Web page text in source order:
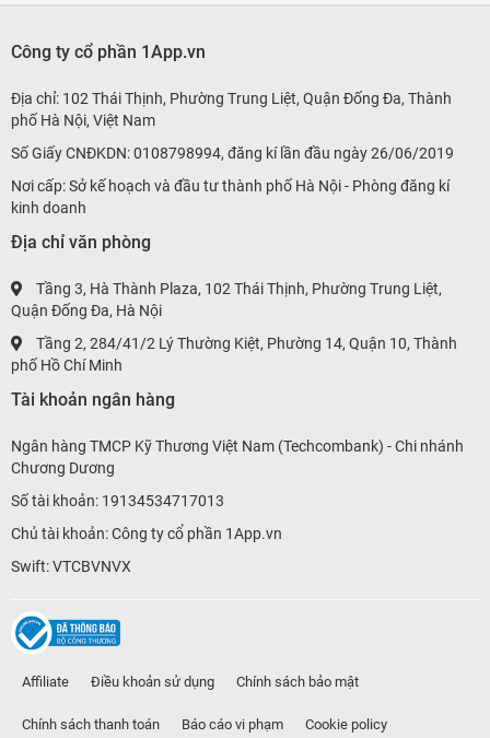
Công ty cổ phần 1App.vn
Địa chỉ: 102 Thái Thịnh, Phường Trung Liệt, Quận Đống Đa, Thành
phố Hà Nội, Việt Nam
Số Giấy CNĐKDN: 0108798994, đăng kí lần đầu ngày 26/06/2019
Nơi cấp: Sở kế hoạch và đầu tư thành phố Hà Nội - Phòng đăng kí
kinh doanh
Địa chỉ văn phòng
Tầng 3, Hà Thành Plaza, 102 Thái Thịnh, Phường Trung Liệt,
Quận Đống Đa, Hà Nội
Tầng 2, 284/41/2 Lý Thường Kiệt, Phường 14, Quận 10, Thành
phố Hồ Chí Minh
Tài khoản ngân hàng
Ngân hàng TMCP Kỹ Thương Việt Nam (Techcombank) - Chi nhánh
Chương Dương
Số tài khoản: 19134534717013
Chủ tài khoản: Công ty cổ phần 1App.vn
Swift: VTCBVNVX
Affiliate Điều khoản sử dụng Chính sách bảo mật
Chính sách thanh toán Báo cáo vi phạm Cookie policy